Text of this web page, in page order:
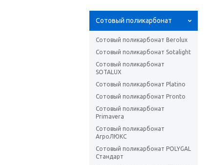
Сотовый поликарбонат
Сотовый поликарбонат Berolux
Сотовый поликарбонат Sotаlight
Сотовый поликарбонат
SOTALUX
Сотовый поликарбонат Platino
Сотовый поликарбонат Pronto
Сотовый поликарбонат
Primavera
Сотовый поликарбонат
АгроЛЮКС
Сотовый поликарбонат POLYGAL
Стандарт